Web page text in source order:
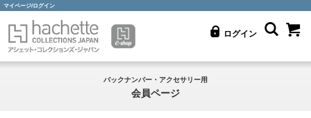
マイページ/ログイン
ログイン
バックナンバー・アクセサリー用
会員ページ